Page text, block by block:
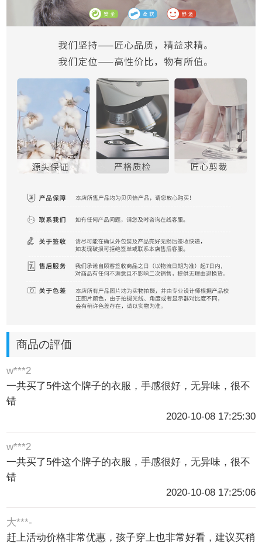
商品の評価
w***2
一共买了5件这个牌子的衣服，手感很好，无异味，很不
错
2020-10-08 17:25:30
w***2
一共买了5件这个牌子的衣服，手感很好，无异味，很不
错
2020-10-08 17:25:06
大***-
赶上活动价格非常优惠，孩子穿上也非常好看，建议买稍